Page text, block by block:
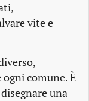
vite e
comune. È
una